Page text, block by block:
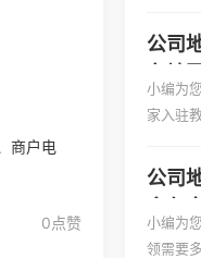
商户电
0点赞
置，可
率。当
务或产
户位置
更容易
是对于
来说，
指引，
公司
注服
小编为
家入驻
图、家
标注知
公司
图标
小编为
领需要